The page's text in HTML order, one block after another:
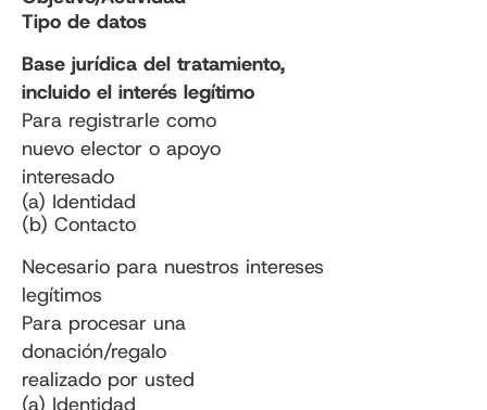
Tipo de datos
Base jurídica del tratamiento,
incluido el interés legítimo
Para registrarle como
nuevo elector o apoyo
interesado
(a) Identidad
(b) Contacto
Necesario para nuestros intereses
legítimos
Para procesar una
donación/regalo
realizado por usted
(a) Identidad